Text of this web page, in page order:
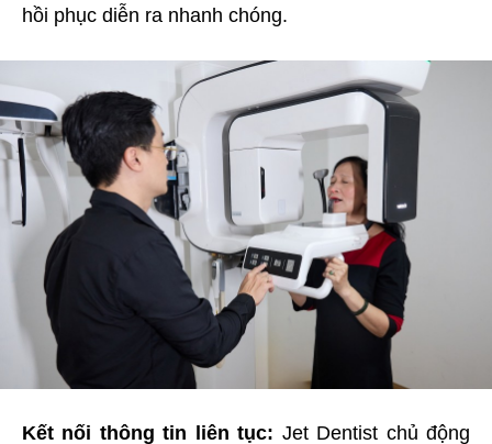
hồi phục diễn ra nhanh chóng.
Kết nối thông tin liên tục: Jet Dentist chủ động